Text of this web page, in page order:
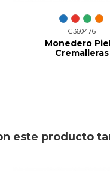
G360476
Monedero
Cremalleras
este producto